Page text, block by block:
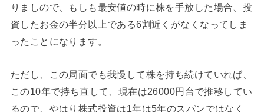
りましので、もしも最安値の時に株を手放した場合、投
資したお金の半分以上である6割近くがなくなってしま
ったことになります。
ただし、この局面でも我慢して株を持ち続けていれば、
この10年で持ち直して、現在は26000円台で推移してい
るので、やはり株式投資は1年は5年のスパンではなく